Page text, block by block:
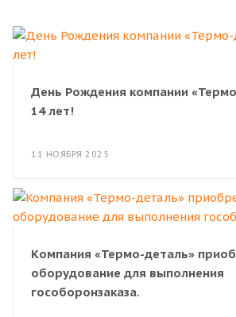
День Рождения компании
14 лет!
11 НОЯБРЯ 2025
Компания «Термо-деталь»
оборудование для выполнения
гособоронзаказа.